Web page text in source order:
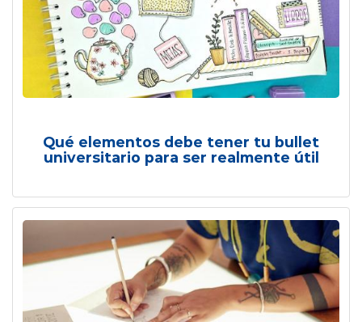
Qué elementos debe tener tu bullet
universitario para ser realmente útil